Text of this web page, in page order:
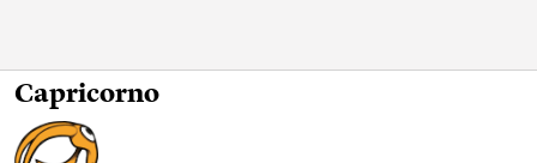
Capricorno